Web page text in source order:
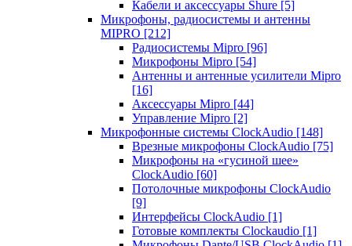
Кабели и аксессуары Shure [5]
Микрофоны, радиосистемы и антенны
MIPRO [212]
Радиосистемы Mipro [96]
Микрофоны Mipro [54]
Антенны и антенные усилители Mipro
[16]
Аксессуары Mipro [44]
Управление Mipro [2]
Микрофонные системы ClockAudio [148]
Врезные микрофоны ClockAudio [75]
Микрофоны на «гусиной шее»
ClockAudio [60]
Потолочные микрофоны ClockAudio
[9]
Интерфейсы ClockAudio [1]
Готовые комплекты Clockaudio [1]